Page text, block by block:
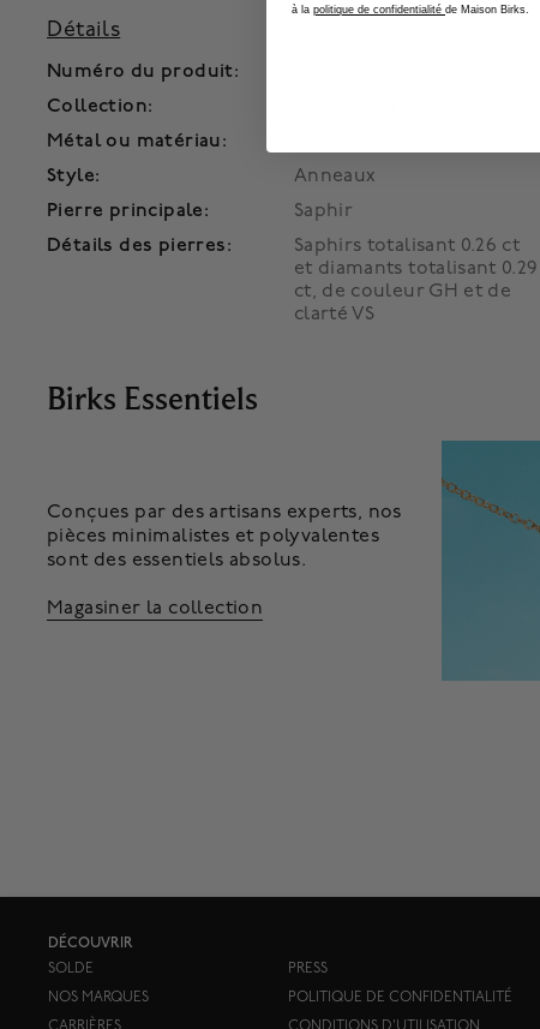
Détails
Numéro du produit:
Collection:
Métal ou matériau:
Style:
Anneaux
Pierre principale:
Saphir
Détails des pierres:
Saphirs totalisant 0.26 ct
et diamants totalisant 0.29
ct, de couleur GH et de
clarté VS
Birks Essentiels
Conçues par des artisans experts, nos
pièces minimalistes et polyvalentes
sont des essentiels absolus.
Magasiner la collection
DÉCOUVRIR
SOLDE
NOS MARQUES
PRESS
POLITIQUE DE CONFIDENTIALITÉ
à la politique de confidentialité de Maison Birks.